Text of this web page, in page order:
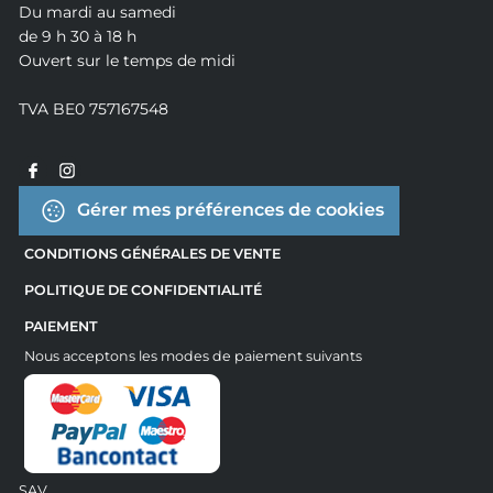
Du mardi au samedi
de 9 h 30 à 18 h
Ouvert sur le temps de midi
TVA BE0 757167548
Gérer mes préférences de cookies
CONDITIONS GÉNÉRALES DE VENTE
POLITIQUE DE CONFIDENTIALITÉ
PAIEMENT
Nous acceptons les modes de paiement suivants